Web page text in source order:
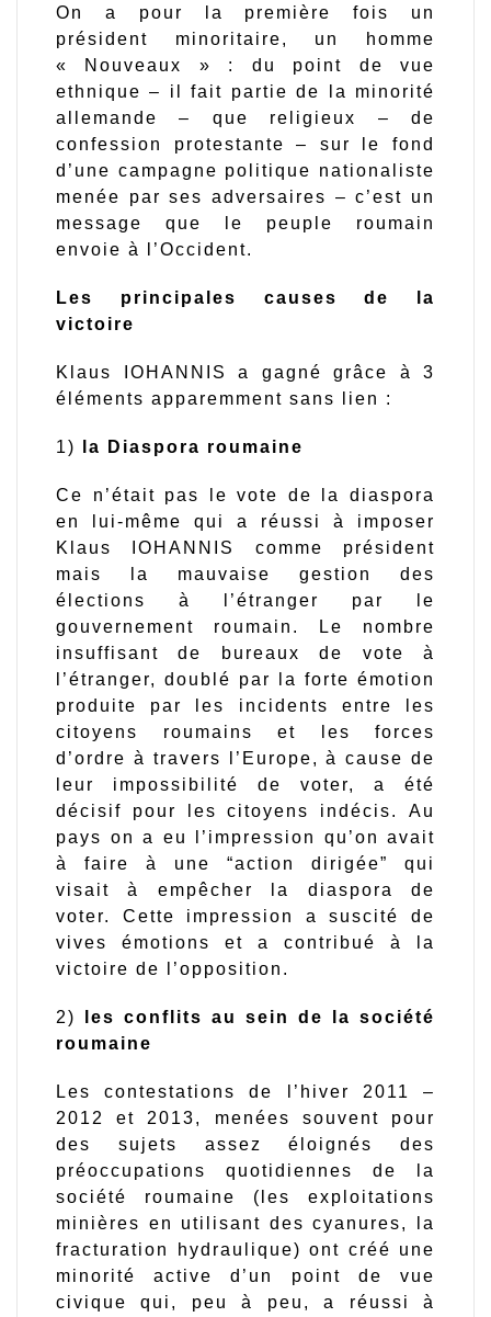
On a pour la première fois un
président minoritaire, un homme
« Nouveaux » : du point de vue
ethnique – il fait partie de la minorité
allemande – que religieux – de
confession protestante – sur le fond
d’une campagne politique nationaliste
menée par ses adversaires – c’est un
message que le peuple roumain
envoie à l’Occident.
Les principales causes de la
victoire
Klaus IOHANNIS a gagné grâce à 3
éléments apparemment sans lien :
1) la Diaspora roumaine
Ce n’était pas le vote de la diaspora
en lui-même qui a réussi à imposer
Klaus IOHANNIS comme président
mais la mauvaise gestion des
élections à l’étranger par le
gouvernement roumain. Le nombre
insuffisant de bureaux de vote à
l’étranger, doublé par la forte émotion
produite par les incidents entre les
citoyens roumains et les forces
d’ordre à travers l’Europe, à cause de
leur impossibilité de voter, a été
décisif pour les citoyens indécis. Au
pays on a eu l’impression qu’on avait
à faire à une “action dirigée” qui
visait à empêcher la diaspora de
voter. Cette impression a suscité de
vives émotions et a contribué à la
victoire de l’opposition.
2)
les conflits au sein de la société
roumaine
Les contestations de l’hiver 2011 –
2012 et 2013, menées souvent pour
des sujets assez éloignés des
préoccupations quotidiennes de la
société roumaine (les exploitations
minières en utilisant des cyanures, la
fracturation hydraulique) ont créé une
minorité active d’un point de vue
civique qui, peu à peu, a réussi à